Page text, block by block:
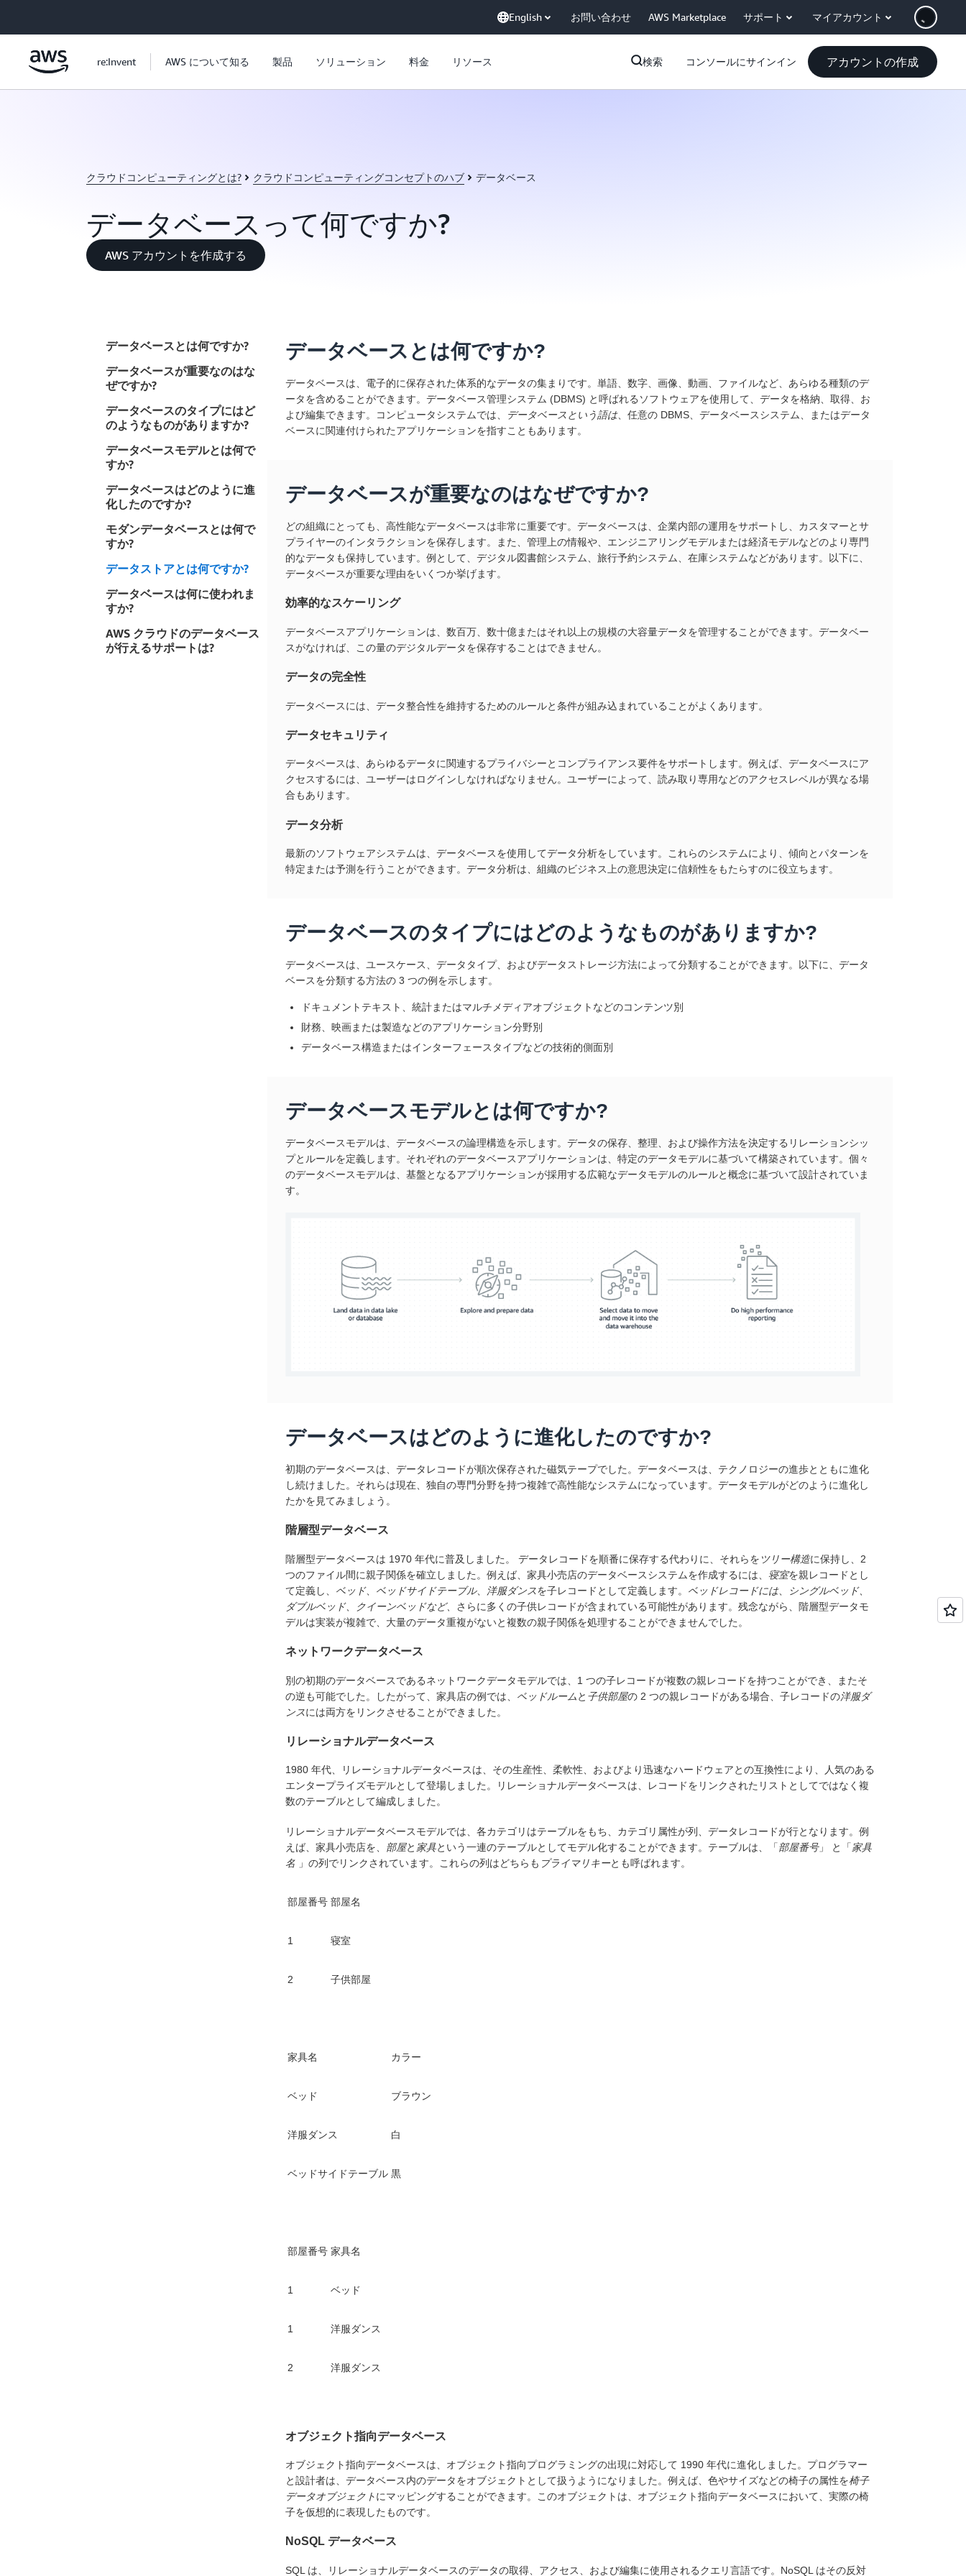
English お問い合わせ AWS Marketplace サポート マイアカウント
re:Invent AWS について知る 製品 ソリューション 料金 リソース 検索 コンソールにサインイン アカウントの作成
クラウドコンピューティングとは? クラウドコンピューティングコンセプトのハブ データベース
データベースって何ですか?
AWS アカウントを作成する
データベースとは何ですか?
データベースが重要なのはな
ぜですか?
データベースのタイプにはど
のようなものがありますか?
データベースモデルとは何で
すか?
データベースはどのように進
化したのですか?
モダンデータベースとは何で
すか?
データストアとは何ですか?
データベースは何に使われま
すか?
AWS クラウドのデータベース
が行えるサポートは?
データベースとは何ですか?
データベースは、電子的に保存された体系的なデータの集まりです。単語、数字、画像、動画、ファイルなど、あらゆる種類のデ
ータを含めることができます。データベース管理システム (DBMS) と呼ばれるソフトウェアを使用して、データを格納、取得、お
よび編集できます。コンピュータシステムでは、
データベースという語は、任意の DBMS、データベースシステム、またはデータ
ベースに関連付けられたアプリケーションを指すこともあります。
データベースが重要なのはなぜですか?
どの組織にとっても、高性能なデータベースは非常に重要です。データベースは、企業内部の運用をサポートし、カスタマーとサ
プライヤーのインタラクションを保存します。また、管理上の情報や、エンジニアリングモデルまたは経済モデルなどのより専門
的なデータも保持しています。例として、デジタル図書館システム、旅行予約システム、在庫システムなどがあります。以下に、
データベースが重要な理由をいくつか挙げます。
効率的なスケーリング
データベースアプリケーションは、数百万、数十億またはそれ以上の規模の大容量データを管理することができます。データベー
スがなければ、この量のデジタルデータを保存することはできません。
データの完全性
データベースには、データ整合性を維持するためのルールと条件が組み込まれていることがよくあります。
データセキュリティ
データベースは、あらゆるデータに関連するプライバシーとコンプライアンス要件をサポートします。例えば、データベースにア
クセスするには、ユーザーはログインしなければなりません。ユーザーによって、読み取り専用などのアクセスレベルが異なる場
合もあります。
データ分析
最新のソフトウェアシステムは、データベースを使用してデータ分析をしています。これらのシステムにより、傾向とパターンを
特定または予測を行うことができます。データ分析は、組織のビジネス上の意思決定に信頼性をもたらすのに役立ちます。
データベースのタイプにはどのようなものがありますか?
データベースは、ユースケース、データタイプ、およびデータストレージ方法によって分類することができます。以下に、データ
ベースを分類する方法の 3 つの例を示します。
ドキュメントテキスト、統計またはマルチメディアオブジェクトなどのコンテンツ別
財務、映画または製造などのアプリケーション分野別
データベース構造またはインターフェースタイプなどの技術的側面別
データベースモデルとは何ですか?
データベースモデルは、データベースの論理構造を示します。データの保存、整理、および操作方法を決定するリレーションシッ
プとルールを定義します。それぞれのデータベースアプリケーションは、特定のデータモデルに基づいて構築されています。個々
のデータベースモデルは、基盤となるアプリケーションが採用する広範なデータモデルのルールと概念に基づいて設計されていま
す。
データベースはどのように進化したのですか?
初期のデータベースは、データレコードが順次保存された磁気テープでした。データベースは、テクノロジーの進歩とともに進化
し続けました。それらは現在、独自の専門分野を持つ複雑で高性能なシステムになっています。データモデルがどのように進化し
たかを見てみましょう。
階層型データベース
階層型データベースは 1970 年代に普及しました。 データレコードを順番に保存する代わりに、それらを ツリー構造に保持し、2
つのファイル間に親子関係を確立しました。例えば、家具小売店のデータベースシステムを作成するには、 寝室を親レコードとし
て定義し、 ベッド、 ベッドサイドテーブル、 洋服ダンスを子レコードとして定義します。 ベッドレコードには、
シングルベッド、
ダブルベッド、
クイーンベッドなど、 さらに多くの子供レコードが含まれている可能性があります。残念ながら、階層型データモ
デルは実装が複雑で、大量のデータ重複がないと複数の親子関係を処理することができませんでした。
ネットワークデータベース
別の初期のデータベースであるネットワークデータモデルでは、1 つの子レコードが複数の親レコードを持つことができ、またそ
の逆も可能でした。したがって、家具店の例では、 ベッドルームと 子供部屋の 2 つの親レコードがある場合、子レコードの洋服ダ
ンスには両方をリンクさせることができました。
リレーショナルデータベース
1980 年代、リレーショナルデータベースは、その生産性、柔軟性、およびより迅速なハードウェアとの互換性により、人気のある
エンタープライズモデルとして登場しました。リレーショナルデータベースは、レコードをリンクされたリストとしてではなく複
数のテーブルとして編成しました。
リレーショナルデータベースモデルでは、各カテゴリはテーブルをもち、カテゴリ属性が列、データレコードが行となります。例
えば、家具小売店を、 部屋と 家具という一連のテーブルとしてモデル化することができます。テーブルは、「部屋番号」 と「家具
名 」の列でリンクされています。これらの列はどちらも プライマリキーとも呼ばれます。
部屋番号 部屋名
1 寝室
2 子供部屋
家具名 カラー
ベッド ブラウン
洋服ダンス 白
ベッドサイドテーブル 黒
部屋番号 家具名
1 ベッド
1 洋服ダンス
2 洋服ダンス
オブジェクト指向データベース
オブジェクト指向データベースは、オブジェクト指向プログラミングの出現に対応して 1990 年代に進化しました。プログラマー
と設計者は、データベース内のデータをオブジェクトとして扱うようになりました。例えば、色やサイズなどの椅子の属性を椅子
データオブジェクトにマッピングすることができます。このオブジェクトは、オブジェクト指向データベースにおいて、実際の椅
子を仮想的に表現したものです。
NoSQL データベース
SQL は、リレーショナルデータベースのデータの取得、アクセス、および編集に使用されるクエリ言語です。NoSQL はその反対